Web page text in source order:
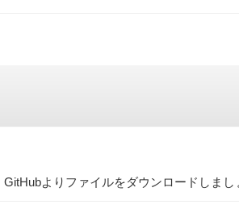
よりファイルをダウンロードしまし